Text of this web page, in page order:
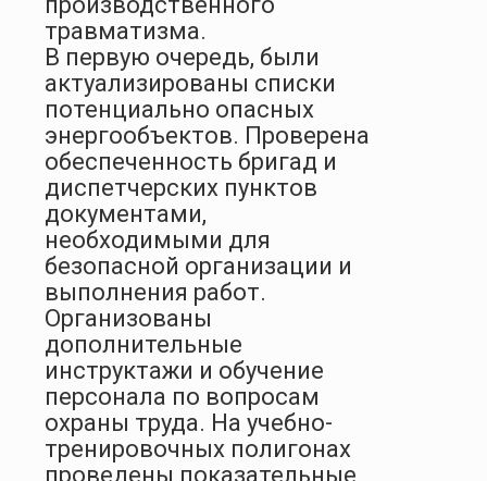
травматизма.
В первую очередь, были
актуализированы списки
потенциально опасных
энергообъектов. Проверена
обеспеченность бригад и
диспетчерских пунктов
документами,
необходимыми для
безопасной организации и
выполнения работ.
Организованы
дополнительные
инструктажи и обучение
персонала по вопросам
охраны труда. На учебно-
тренировочных полигонах
проведены показательные